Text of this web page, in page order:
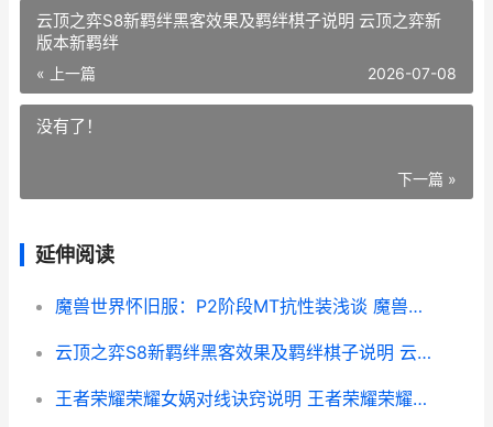
云顶之弈S8新羁绊黑客效果及羁绊棋子说明 云顶之弈新
版本新羁绊
« 上一篇 2026-07-08
没有了！
下一篇 »
延伸阅读
魔兽世界怀旧服：P2阶段MT抗性装浅谈 魔兽世界怀旧服直升
云顶之弈S8新羁绊黑客效果及羁绊棋子说明 云顶之弈新版本新羁绊
王者荣耀荣耀女娲对线诀窍说明 王者荣耀荣耀女娲称号